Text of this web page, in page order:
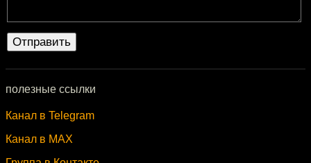
полезные ссылки
Канал в Telegram
Канал в MAX